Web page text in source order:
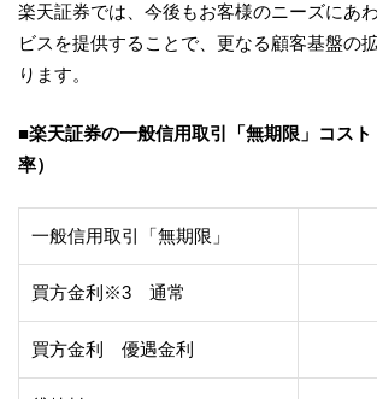
楽天証券では、今後もお客様のニーズにあ
ビスを提供することで、更なる顧客基盤の
ります。
■楽天証券の一般信用取引「無期限」コス
率）
一般信用取引「無期限」
買方金利※3 通常
買方金利 優遇金利